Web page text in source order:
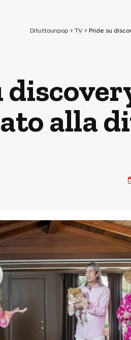
Dituttounpop > TV > Pride su
alla